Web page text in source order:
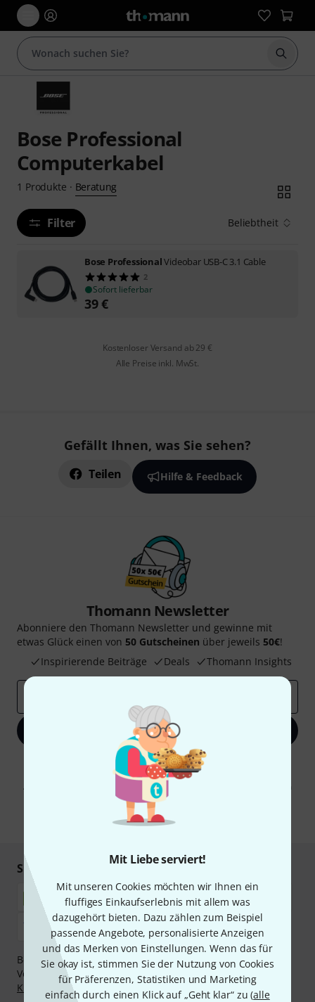
Mit Liebe serviert!
Mit unseren Cookies möchten wir Ihnen ein
fluffiges Einkaufserlebnis mit allem was
dazugehört bieten. Dazu zählen zum Beispiel
passende Angebote, personalisierte Anzeigen
und das Merken von Einstellungen. Wenn das für
Sie okay ist, stimmen Sie der Nutzung von Cookies
für Präferenzen, Statistiken und Marketing
einfach durch einen Klick auf „Geht klar“ zu (alle
Suche
Bose Professional
Computerkabel
1 Produkte · Beratung
Filter Beliebtheit
Bose ProfessionalVideobar USB-C 3.1 Cable
2
Sofort lieferbar
39€
Kostenloser Versand ab 29 €
Alle Preise inkl. MwSt.
Gefällt Ihnen, was Sie sehen?
Teilen Hilfe & Feedback
Thomann Newsletter
Abonniere den Thomann Newsletter und gewinne mit
etwas Glück einen von 50 Gutscheinen über jeweils 50€!
Inspirierende Beiträge
Deals Thomann Insights
Jetzt anmelden
Mit Klick auf „Jetzt anmelden“ stimmen Sie dem Erhalt von E-Mail-
Werbung und einer Messung des E-Mail-Nutzungsverhaltens zu. Die
Abmeldung ist jederzeit möglich. Weitere Informationen finden Sie in
unseren
Datenschutzhinweisen
* Pflichtfeld
Sicher einkaufen & bezahlen
Bezahlen Sie vertraulich und sicher per Nachnahme,
Vorkasse, PayPal, Amazon Pay, Klarna Sofort bezahlen
Klarna Ratenzahlungoder Kreditkarte.